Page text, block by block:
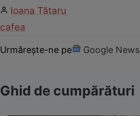
Ioana Tătaru
cafea
Urmărește-ne pe Google News
Ghid de cumpărături